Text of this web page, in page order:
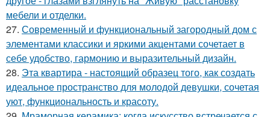
мебели и отделки.
27. Современный и функциональный загородный дом с
элементами классики и яркими акцентами сочетает в
себе удобство, гармонию и выразительный дизайн.
28. Эта квартира - настоящий образец того, как создать
идеальное пространство для молодой девушки, сочетая
уют, функциональность и красоту.